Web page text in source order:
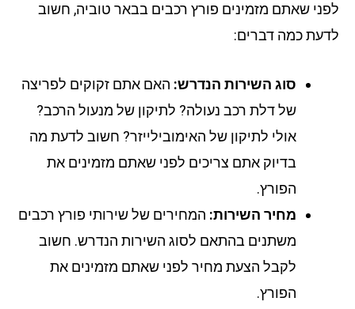
שאתם מזמינים פורץ רכבים בבאר טוביה, חשוב
כמה דברים:
סוג השירות הנדרש:האם אתם זקוקים לפריצה
של דלת רכב נעולה? לתיקון של מנעול הרכב?
אולי לתיקון של האימובילייזר? חשוב לדעת מה
בדיוק אתם צריכים לפני שאתם מזמינים את
הפורץ.
מחיר השירות:המחירים של שירותי פורץ רכבים
משתנים בהתאם לסוג השירות הנדרש. חשוב
לקבל הצעת מחיר לפני שאתם מזמינים את
הפורץ.